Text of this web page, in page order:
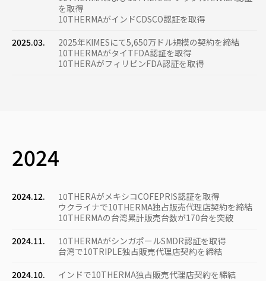
を取得
10THERMAがインドCDSCO認証を取得
2025.03.
2025年KIMESにて5,650万ドル規模の契約を締結
10THERMAがタイTFDA認証を取得
10THERAがフィリピンFDA認証を取得
2024
2024.12.
10THERAがメキシコCOFEPRIS認証を取得
ウクライナで10THERMA独占販売代理店契約を締結
10THERMAの台湾累計販売台数が170台を突破
2024.11.
10THERMAがシンガポールSMDR認証を取得
台湾で10TRIPLE独占販売代理店契約を締結
2024.10.
インドで10THERMA独占販売代理店契約を締結